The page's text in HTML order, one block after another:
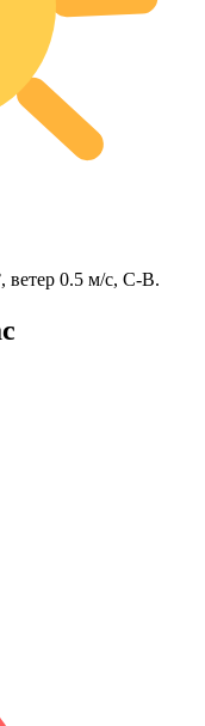
ветер 0.5 м/с, С-В.